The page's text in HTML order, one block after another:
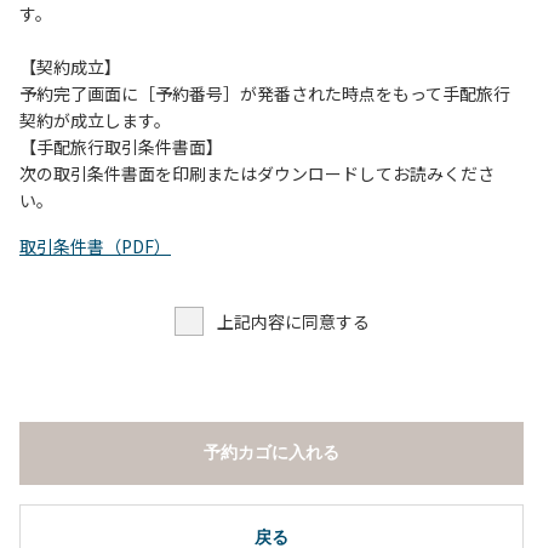
（１）川原にテントやタープを張らない。
（２）雨が降ったときは川原で遊ばない。
（３）カムイコタン公園キャンプ場で雨が降らなくても、上
流で雨が降り急に増水することがあるので、水の濁りに注意
し、濁り始めたときには直ちに川原での遊びを中止する。
（４）キャンプ場の管理者や地元住民から川についての注意
す。
【契約成立】
予約完了画面に［予約番号］が発番された時点をもって手配旅行
契約が成立します。
【手配旅行取引条件書面】
次の取引条件書面を印刷またはダウンロードしてお読みくださ
い。
取引条件書（PDF）
上記内容に同意する
戻る
予約カゴに入れる